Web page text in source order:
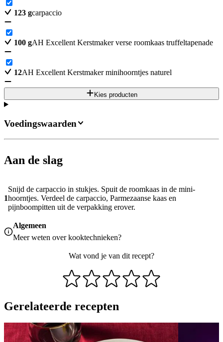
123 gcarpaccio
100 gAH Excellent Kerstmaker verse roomkaas truffeltapenade
12AH Excellent Kerstmaker minihoorntjes naturel
Kies producten
Aan de slag
1
Snijd de carpaccio in stukjes. Spuit de roomkaas in de mini-
hoorntjes. Verdeel de carpaccio, Parmezaanse kaas en
pijnboompitten uit de verpakking erover.
Algemeen
Meer weten overkooktechnieken?
Wat vond je van dit recept?
Voedingswaarden
Gerelateerde recepten